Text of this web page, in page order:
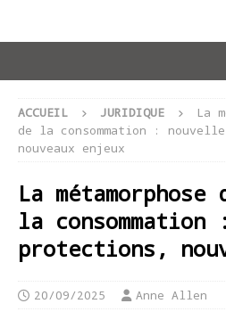
ACCUEIL JURIDIQUE
La
de la consommation :
nouveaux enjeux
La
la
protections,
20/09/2025 Anne Allen